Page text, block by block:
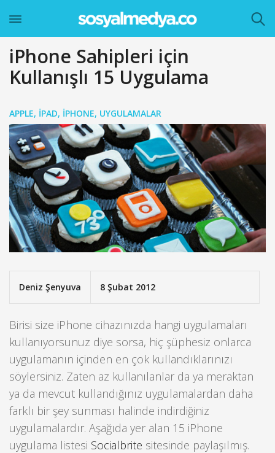
iPhone Sahipleri için
Kullanışlı 15 Uygulama
APPLE, IPAD, IPHONE, UYGULAMALAR
Deniz Şenyuva 8 Şubat 2012
Birisi size iPhone cihazınızda hangi uygulamaları
kullanıyorsunuz diye sorsa, hiç şüphesiz onlarca
uygulamanın içinden en çok kullandıklarınızı
söylersiniz. Zaten az kullanılanlar da ya meraktan
ya da mevcut kullandığınız uygulamalardan daha
farklı bir şey sunması halinde indirdiğiniz
uygulamalardır. Aşağıda yer alan 15 iPhone
uygulama listesi Socialbrite sitesinde paylaşılmış.